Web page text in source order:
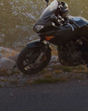
29510.S2